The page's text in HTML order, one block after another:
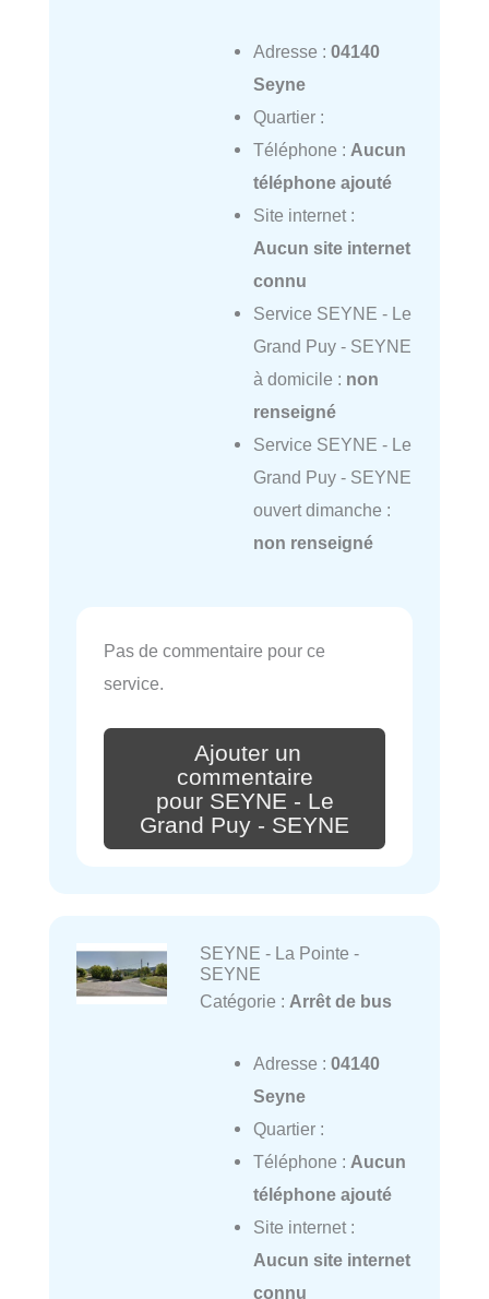
Adresse : 04140
Seyne
Quartier :
Téléphone : Aucun
téléphone ajouté
Site internet :
Aucun site internet
connu
Service SEYNE - Le
Grand Puy - SEYNE
à domicile : non
renseigné
Service SEYNE - Le
Grand Puy - SEYNE
ouvert dimanche :
non renseigné
Pas de commentaire pour ce
service.
Ajouter un
commentaire
pour SEYNE - Le
Grand Puy - SEYNE
SEYNE - La Pointe -
SEYNE
Catégorie : Arrêt de bus
Adresse : 04140
Seyne
Quartier :
Téléphone : Aucun
téléphone ajouté
Site internet :
Aucun site internet
connu